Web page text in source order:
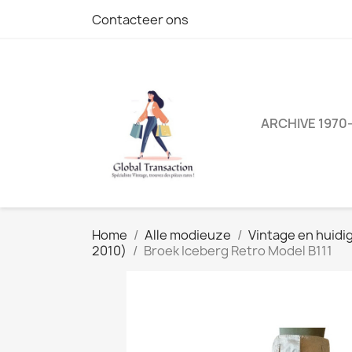
Contacteer ons
ARCHIVE
Home Alle modieuze
Vintage en
2010)
Broek Iceberg Retro Model B111